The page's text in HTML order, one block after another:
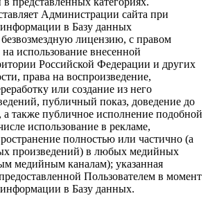
Администрации сайта при
информации в Базу данных
лицензию, с правом
использование внесенной
Российской Федерации и других
права на воспроизведение,
или создание из него
публичный показ, доведение до
а также публичное исполнение подобной
использование в рекламе,
полностью или частично (а
произведений) в любых медийных
медийным каналам); указанная
Пользователем в момент
информации в Базу данных.